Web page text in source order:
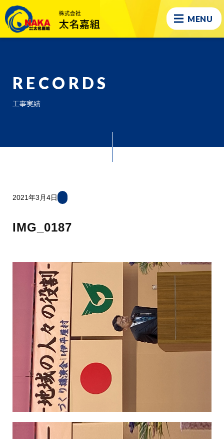
MENU
RECORDS
工事実績
2021年3月4日
IMG_0187